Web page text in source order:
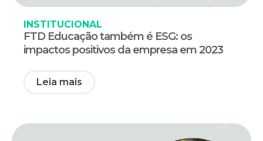
INSTITUCIONAL
FTD Educação também é ESG: os
impactos positivos da empresa em 2023
Leia mais